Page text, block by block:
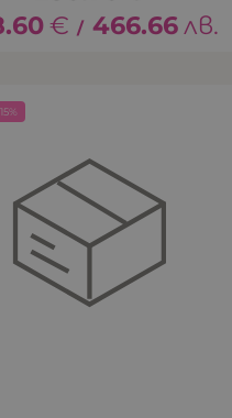
€ / 466.66лв.